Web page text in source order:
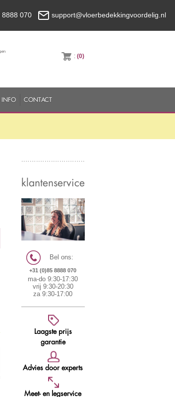
8888 070 support@vloerbedekkingvoordelig.nl
:(0)
INFO CONTACT
klantenservice
Bel ons:
+31 (0)85 8888 070
ma-do 9:30-17:30
vrij 9:30-20:30
za 9:30-17:00
Laagste prijs
garantie
Advies door experts
Meet- en legservice